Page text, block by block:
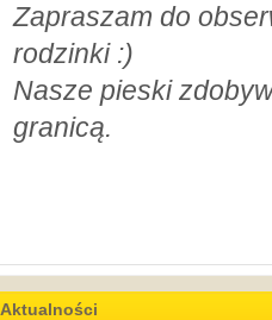
Zapraszam do
rodzinki :)
Nasze pieski
granicą.
Aktualności